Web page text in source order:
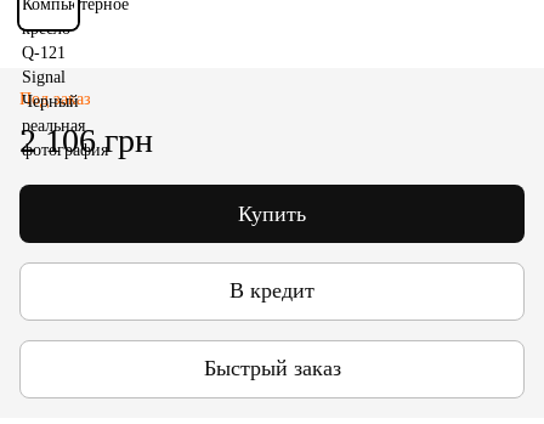
Под заказ
2 106 грн
Купить
В кредит
Быстрый заказ